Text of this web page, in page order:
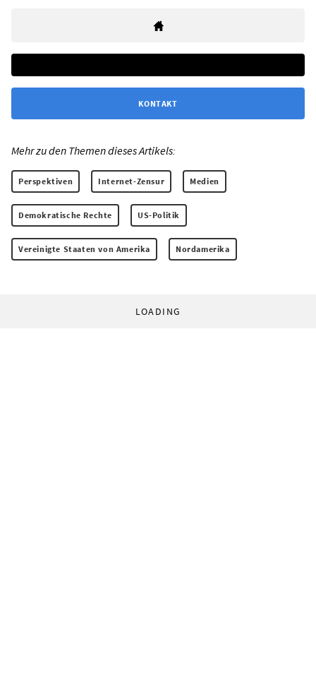
KONTAKT
Mehr zu den Themen dieses Artikels:
Perspektiven Internet-Zensur Medien
Demokratische Rechte US-Politik
Vereinigte Staaten von Amerika Nordamerika
LOADING